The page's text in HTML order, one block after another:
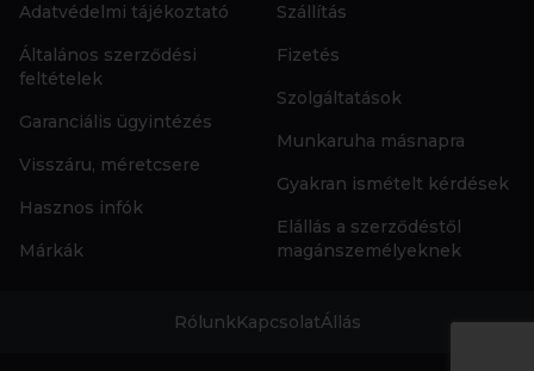
Adatvédelmi tájékoztató
Általános szerződési
feltételek
Garanciális ügyintézés
Visszáru, méretcsere
Hasznos infók
Márkák
Szállítás
Fizetés
Szolgáltatások
Munkaruha másnapra
Gyakran ismételt kérdések
Elállás a szerződéstől
magánszemélyeknek
RólunkKapcsolatÁllás